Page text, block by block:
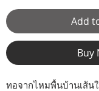
Add
Buy
ทอจากไหมพื้นบ้านเส้น